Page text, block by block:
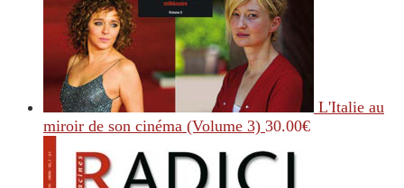
L'Italie au
miroir de son cinéma (Volume 3) 30.00€